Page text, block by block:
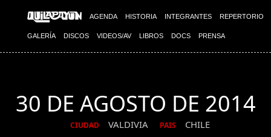
AGENDA HISTORIA INTEGRANTES REPERTORIO
GALERÍA DISCOS VIDEOS/AV LIBROS DOCS PRENSA
30 DE AGOSTO DE 2014
CIUDAD VALDIVIA PAIS CHILE